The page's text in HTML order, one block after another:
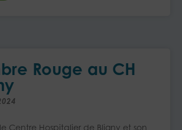
Rouge au CH
Centre Hospitalier de Bligny et son